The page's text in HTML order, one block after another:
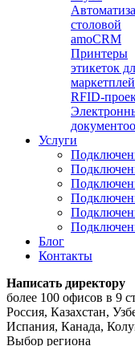
столовой
amoCRM
Принтеры
этикеток
RFID-
Услуги
Блог
Контакты
Написать директору
более 100 офисов в 9
Россия, Казахстан,
Испания, Канада,
Выбор региона